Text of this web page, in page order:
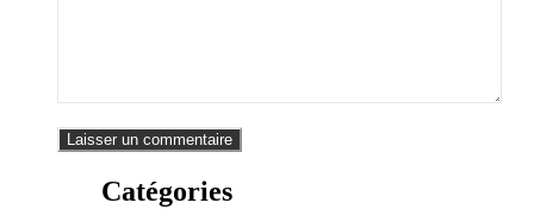
Catégories